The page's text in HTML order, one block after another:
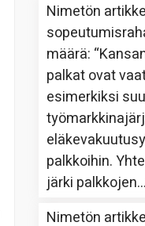
Nimetön
määrä: “
palkat ovat
esimerkiksi
palkkoihin.
järki palkkojen…
Nimetön